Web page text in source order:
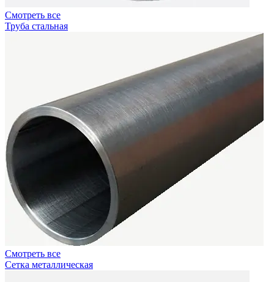
Смотреть все
Труба стальная
Смотреть все
Сетка металлическая